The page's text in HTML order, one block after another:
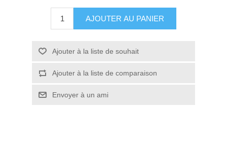
AJOUTER AU PANIER
Ajouter à la liste de souhait
Ajouter à la liste de comparaison
Envoyer à un ami